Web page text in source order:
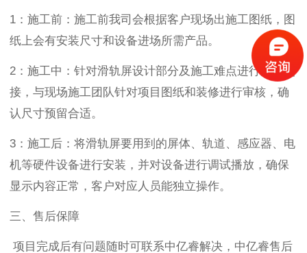
1 ：施工前：施工前我司会根据客户现场出施工图纸，图
纸上会有安装尺寸和设备进场所需产品。
2 ：施工中：针对滑轨屏设计部分及施工难点进行沟通交
接，与现场施工团队针对项目图纸和装修进行审核，确
认尺寸预留合适。
3 ：施工后：将滑轨屏要用到的屏体、轨道、感应器、电
机等硬件设备进行安装，并对设备进行调试播放，确保
显示内容正常，客户对应人员能独立操作。
三、售后保障
项目完成后有问题随时可联系中亿睿解决，中亿睿售后